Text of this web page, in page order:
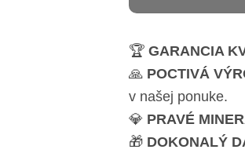
🏆 GARANCIA
🙏 POCTIVÁ
v našej ponuke.
💎 PRAVÉ
🎁 DOKONALÝ